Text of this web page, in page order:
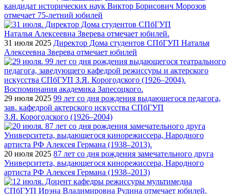
кандидат исторических наук Виктор Борисович Морозов
отмечает 75-летний юбилей
31 июля 2025 Директор Дома студентов СПбГУП Наталья
Алексеевна Зверева отмечает юбилей
29 июля 2025 99 лет со дня рождения выдающегося педагога,
зав. кафедрой актерского искусства СПбГУП
З.Я. Корогодского (1926–2004)
20 июля 2025 87 лет со дня рождения замечательного друга
Университета, выдающегося кинорежиссера, Народного
артиста РФ Алексея Германа (1938–2013)